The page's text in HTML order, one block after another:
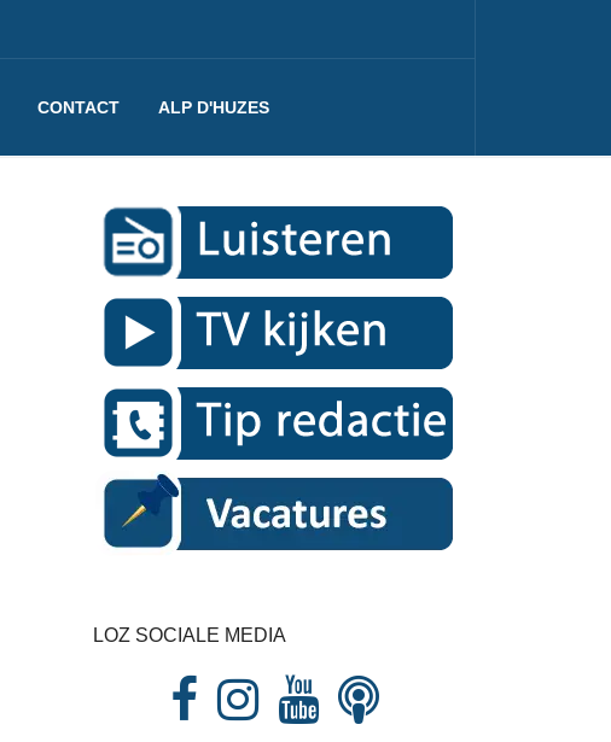
CONTACT ALP D'HUZES
LOZ SOCIALE MEDIA